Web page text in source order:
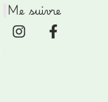
Me suivre